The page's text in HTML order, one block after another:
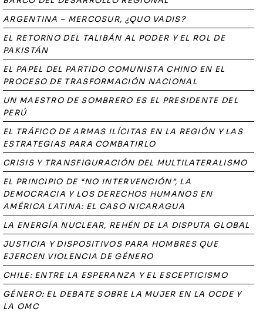
ARGENTINA – MERCOSUR, ¿QUO VADIS?
EL RETORNO DEL TALIBÁN AL PODER Y EL ROL DE
PAKISTÁN
EL PAPEL DEL PARTIDO COMUNISTA CHINO EN EL
PROCESO DE TRASFORMACIÓN NACIONAL
UN MAESTRO DE SOMBRERO ES EL PRESIDENTE DEL
PERÚ
EL TRÁFICO DE ARMAS ILÍCITAS EN LA REGIÓN Y LAS
ESTRATEGIAS PARA COMBATIRLO
CRISIS Y TRANSFIGURACIÓN DEL MULTILATERALISMO
EL PRINCIPIO DE “NO INTERVENCIÓN”, LA
DEMOCRACIA Y LOS DERECHOS HUMANOS EN
AMÉRICA LATINA: EL CASO NICARAGUA
LA ENERGÍA NUCLEAR, REHÉN DE LA DISPUTA GLOBAL
JUSTICIA Y DISPOSITIVOS PARA HOMBRES QUE
EJERCEN VIOLENCIA DE GÉNERO
CHILE: ENTRE LA ESPERANZA Y EL ESCEPTICISMO
GÉNERO: EL DEBATE SOBRE LA MUJER EN LA OCDE Y
LA OMC